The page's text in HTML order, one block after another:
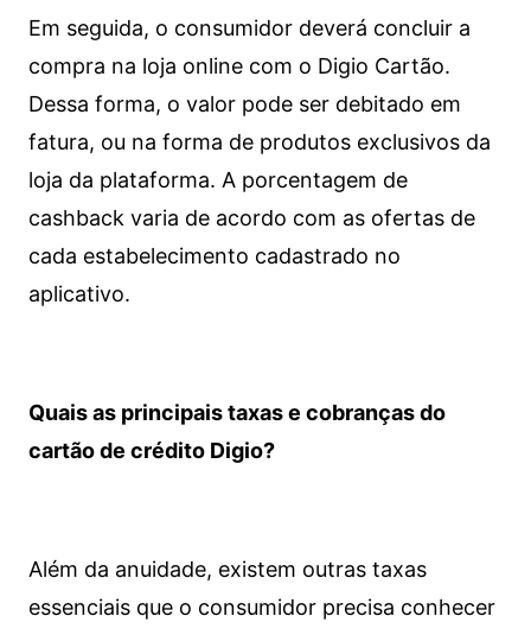
Em seguida, o consumidor deverá concluir a
compra na loja online com o Digio Cartão.
Dessa forma, o valor pode ser debitado em
fatura, ou na forma de produtos exclusivos da
loja da plataforma. A porcentagem de
cashback varia de acordo com as ofertas de
cada estabelecimento cadastrado no
aplicativo.
Quais as principais taxas e cobranças do
cartão de crédito Digio?
Além da anuidade, existem outras taxas
essenciais que o consumidor precisa conhecer